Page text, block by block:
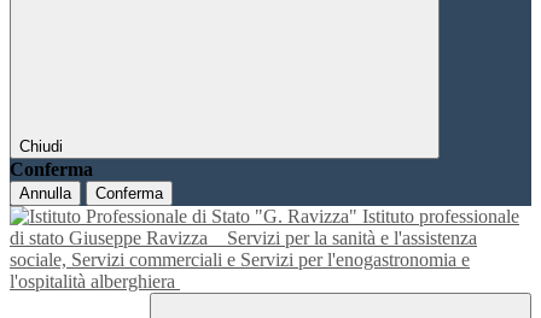
Chiudi
Conferma
Annulla Conferma
Istituto professionale
di stato Giuseppe Ravizza
Servizi per la sanità e l'assistenza
sociale, Servizi commerciali e Servizi per l'enogastronomia e
l'ospitalità alberghiera